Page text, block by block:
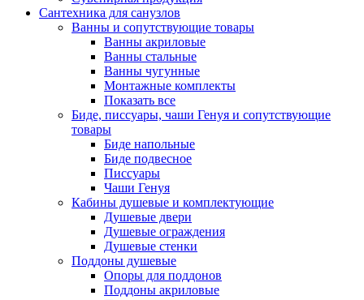
Сантехника для санузлов
Ванны и сопутствующие товары
Ванны акриловые
Ванны стальные
Ванны чугунные
Монтажные комплекты
Показать все
Биде, писсуары, чаши Генуя и сопутствующие
товары
Биде напольные
Биде подвесное
Писсуары
Чаши Генуя
Кабины душевые и комплектующие
Душевые двери
Душевые ограждения
Душевые стенки
Поддоны душевые
Опоры для поддонов
Поддоны акриловые